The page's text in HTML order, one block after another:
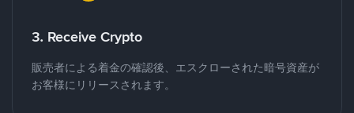
3. Receive Crypto
販売者による着金の確認後、エスクローされた暗号資産が
お客様にリリースされます。